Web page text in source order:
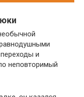
и
неповторимый